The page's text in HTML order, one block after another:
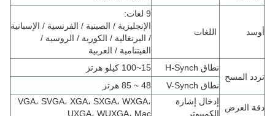
أوسد اللغات
9 لغات:
الإنجليزية / الصينية / الفرنسية / الإسبانية
/ البرتغالية / الكورية / الروسية /
الفيتنامية / العربية
تردد المسح
نطاق H-Synch
15~100 كيلو هرتز
نطاق V-Synch
48 ~ 85 هرتز
دقة العرض
إدخال إشارة
الكمبيوتر
VGA، SVGA، XGA، SXGA، WXGA،
UXGA، WUXGA، Mac